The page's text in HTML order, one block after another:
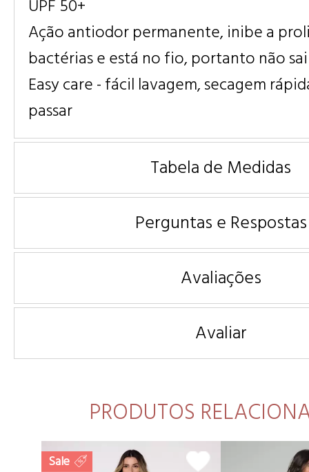
UPF 50+
Ação antiodor permanente, inibe a
bactérias e está no fio, portanto não
Easy care - fácil lavagem, secagem
passar
Tabela de Medidas
Perguntas e Respostas
Avaliações
Avaliar
PRODUTOS
Sale